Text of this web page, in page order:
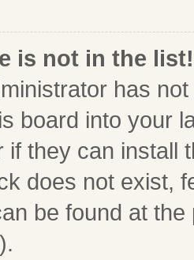
is not in the list!
has
board into your
if they can install
does not exist,
be found at